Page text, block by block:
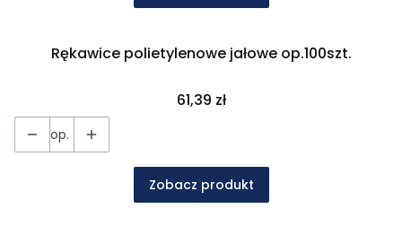
Rękawice polietylenowe jałowe op.100szt.
Cena
61,39 zł
op.
Zobacz produkt